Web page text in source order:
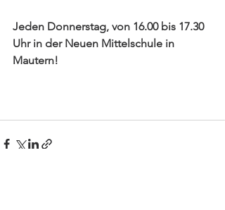
Jeden Donnerstag, von 16.00 bis 17.30
Uhr in der Neuen Mittelschule in
Mautern!